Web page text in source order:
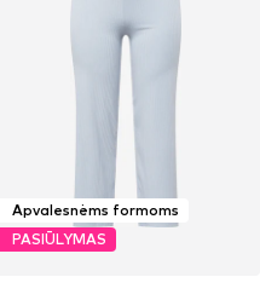
Apvalesnėms formoms
PASIŪLYMAS